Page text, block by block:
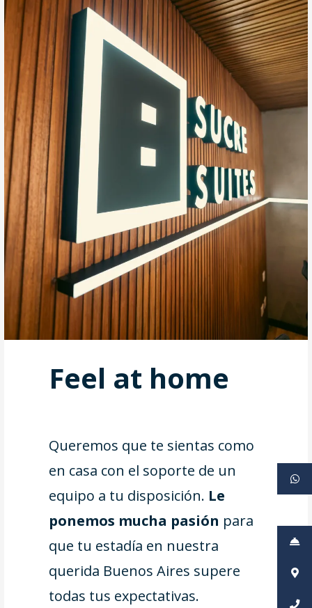
Feel at home
Queremos que te sientas como
en casa con el soporte de un
equipo a tu disposición. Le
ponemos mucha pasión para
que tu estadía en nuestra
querida Buenos Aires supere
todas tus expectativas.